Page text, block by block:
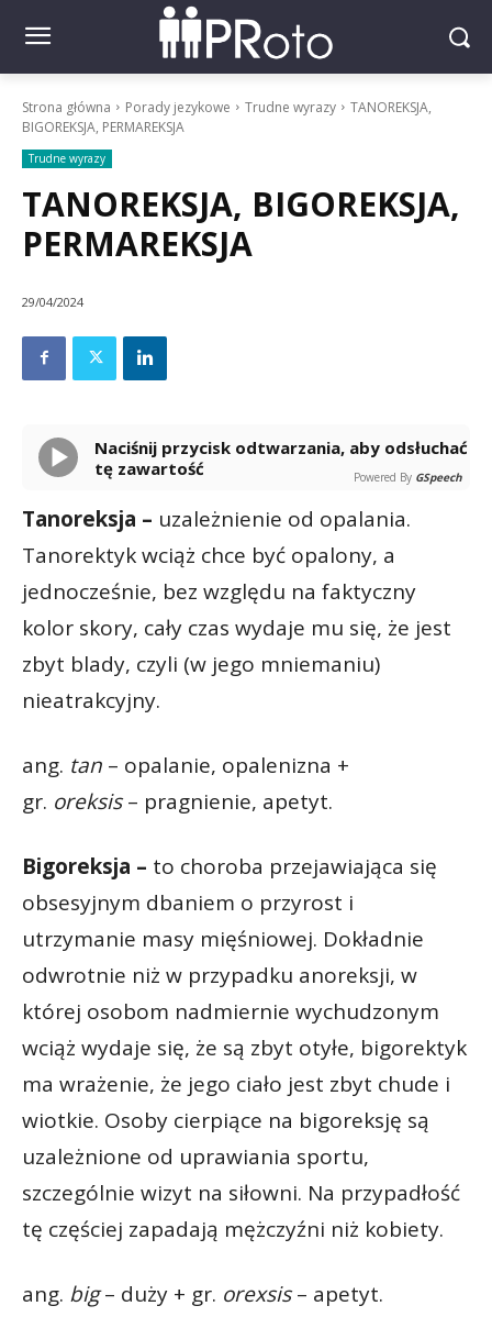
Strona główna Porady jezykowe Trudne wyrazy
TANOREKSJA,
BIGOREKSJA, PERMAREKSJA
Trudne wyrazy
TANOREKSJA, BIGOREKSJA,
PERMAREKSJA
29/04/2024
Naciśnij przycisk odtwarzania, aby odsłuchać
tę zawartość
Powered By GSpeech
Tanoreksja – uzależnienie od opalania.
Tanorektyk wciąż chce być opalony, a
jednocześnie, bez względu na faktyczny
kolor skory, cały czas wydaje mu się, że jest
zbyt blady, czyli (w jego mniemaniu)
nieatrakcyjny.
ang. tan – opalanie, opalenizna +
gr. oreksis– pragnienie, apetyt.
Bigoreksja – to choroba przejawiająca się
obsesyjnym dbaniem o przyrost i
utrzymanie masy mięśniowej. Dokładnie
odwrotnie niż w przypadku anoreksji, w
której osobom nadmiernie wychudzonym
wciąż wydaje się, że są zbyt otyłe, bigorektyk
ma wrażenie, że jego ciało jest zbyt chude i
wiotkie. Osoby cierpiące na bigoreksję są
uzależnione od uprawiania sportu,
szczególnie wizyt na siłowni. Na przypadłość
tę częściej zapadają mężczyźni niż kobiety.
ang. big– duży + gr. orexsis– apetyt.